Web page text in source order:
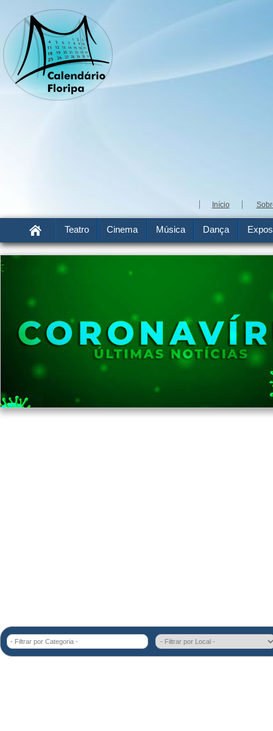
Início
Teatro Cinema Música Dança
- Filtrar por Categoria -